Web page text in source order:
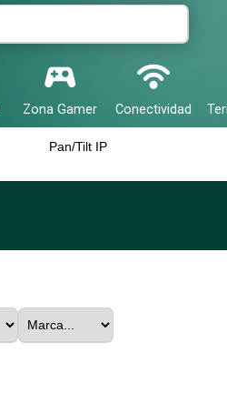
Zona Gamer Conectividad
Pan/Tilt IP